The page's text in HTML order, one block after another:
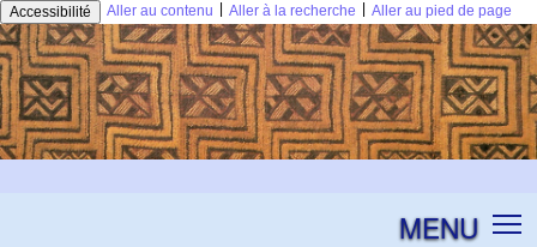
Accessibilité Aller au contenu Aller à la recherche Aller au pied de page
MENU